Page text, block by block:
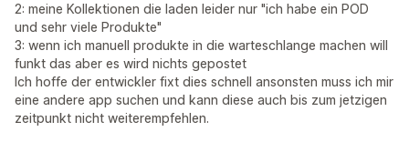
2: meine Kollektionen die laden leider nur "ich habe ein POD
und sehr viele Produkte"
3: wenn ich manuell produkte in die warteschlange machen will
funkt das aber es wird nichts gepostet
Ich hoffe der entwickler fixt dies schnell ansonsten muss ich mir
eine andere app suchen und kann diese auch bis zum jetzigen
zeitpunkt nicht weiterempfehlen.